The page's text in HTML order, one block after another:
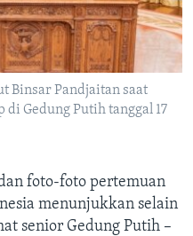
Binsar Pandjaitan saat
Gedung Putih tanggal 17
foto-foto pertemuan
menunjukkan selain
senior Gedung Putih –